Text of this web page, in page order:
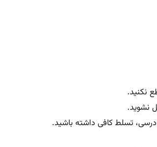
نکنید.
نشوید.
تسلط کافی داشته باشید.